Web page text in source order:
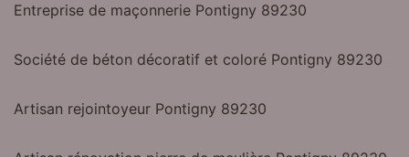
Entreprise de maçonnerie Pontigny 89230
Société de béton décoratif et coloré Pontigny 89230
Artisan rejointoyeur Pontigny 89230